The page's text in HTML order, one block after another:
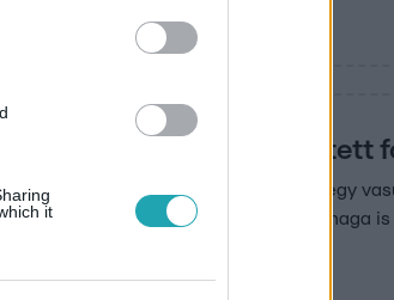
it
négy hónap felfüggesztett
hajtott be terepjárójával egy
utazó felesége szörnyethalt, ő maga
így jogerős.